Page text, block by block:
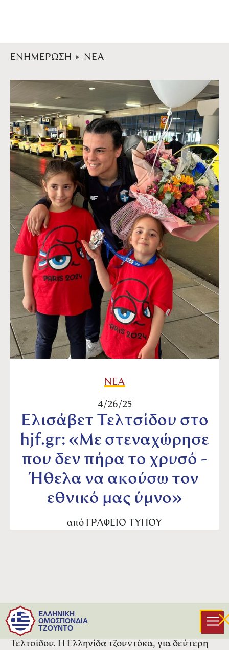
ΕΝΗΜΕΡΩΣΗ ΝΕΑ
ΝΕΑ
4/26/25
Ελισάβετ Τελτσίδου στο
hjf.gr: «Με στεναχώρησε
που δεν πήρα το χρυσό -
Ήθελα να ακούσω τον
εθνικό μας ύμνο»
από ΓΡΑΦΕΙΟ ΤΥΠΟΥ
ΕΛΛΗΝΙΚΗ
ΟΜΟΣΠΟΝΔΙΑ
ΤΖΟΥΝΤΟ
Με το ασημένιο μετάλλιο του Ευρωπαϊκού
πρωταθλήματος στις αποσκευές της, επέστρεψε
σήμερα από το Μαυροβούνιο, η Ελισάβετ
Τελτσίδου. Η Ελληνίδα τζουντόκα, για δεύτερη